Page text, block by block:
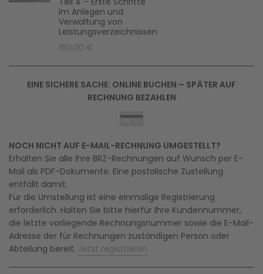
im Anlegen und
Verwaltung von
Leistungsverzeichnissen
160,00 €
EINE SICHERE SACHE: ONLINE BUCHEN – SPÄTER AUF
RECHNUNG BEZAHLEN
NOCH NICHT AUF E-MAIL-RECHNUNG UMGESTELLT?
Erhalten Sie alle Ihre BRZ-Rechnungen auf Wunsch per E-
Mail als PDF-Dokumente. Eine postalische Zustellung
entfällt damit.
Für die Umstellung ist eine einmalige Registrierung
erforderlich. Halten Sie bitte hierfür Ihre Kundennummer,
die letzte vorliegende Rechnungsnummer sowie die E-Mail-
Adresse der für Rechnungen zuständigen Person oder
Abteilung bereit. Jetzt registrieren